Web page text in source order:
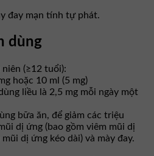
đay mạn tính tự phát.
dùng
(≥12 tuổi):
hoặc 10 ml (5 mg)
liều là 2,5 mg mỗi ngày một
bữa ăn, để giảm các triệu
dị ứng (bao gồm viêm mũi dị
dị ứng kéo dài) và mày đay.